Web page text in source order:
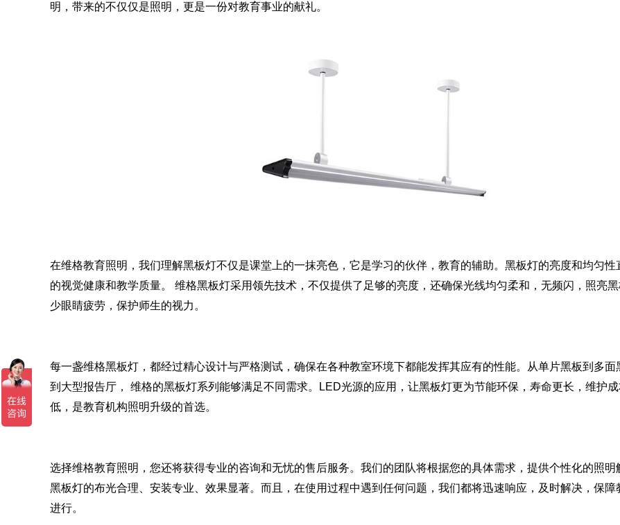
明，带来的不仅仅是照明，更是一份对教育事业的献礼。
在维格教育照明，我们理解黑板灯不仅是课堂上的一抹亮色，它是学习的伙伴，教育的辅助。黑板灯的亮度和均匀性
的视觉健康和教学质量。
维格黑板灯采用领先技术，不仅提供了足够的亮度，还确保光线均匀柔和，无频闪，照亮
少眼睛疲劳，保护师生的视力。
每一盏维格黑板灯，都经过精心设计与严格测试，确保在各种教室环境下都能发挥其应有的性能。从单片黑板到多面
到大型报告厅，
维格的黑板灯系列能够满足不同需求。 LED光源的应用，让黑板灯更为节能环保，寿命更长，维护
低，是教育机构照明升级的首选。
选择维格教育照明，您还将获得专业的咨询和无忧的售后服务。我们的团队将根据您的具体需求，提供个性化的照明
黑板灯的布光合理、安装专业、效果显著。而且，在使用过程中遇到任何问题，我们都将迅速响应，及时解决，保障
进行。